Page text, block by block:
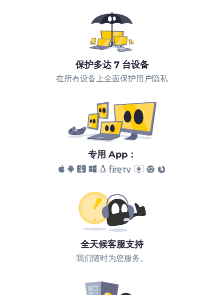
保护多达 7 台设备
在所有设备上全面保护用户隐私
专用 App：
全天候客服支持
我们随时为您服务。